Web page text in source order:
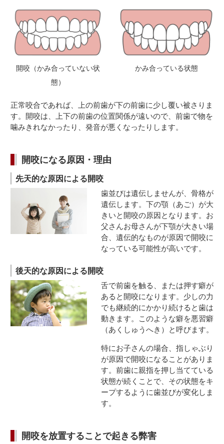
開咬（かみ合っていない状
態）
かみ合っている状態
正常咬合であれば、上の前歯が下の前歯に少し覆い被さりま
す。開咬は、上下の前歯の位置関係が遠いので、前歯で物を
噛みきれなかったり、発音が悪くなったりします。
開咬になる原因・理由
先天的な原因による開咬
歯並びは遺伝しませんが、骨格が
遺伝します。下の顎（あご）が大
きいと開咬の原因となります。お
父さんお母さんが下顎が大きい場
合、遺伝的なものが原因で開咬に
なっている可能性が高いです。
後天的な原因による開咬
舌で前歯を触る、または押す癖が
あると開咬になります。少しの力
でも継続的にかかり続けると歯は
動きます。このような癖を悪習癖
（あくしゅうへき）と呼びます。
特にお子さんの場合、指しゃぶり
が原因で開咬になることがありま
す。前歯に親指を押し当てている
状態が続くことで、その状態をキ
ープするように歯並びが変化しま
す。
開咬を放置することで起きる弊害